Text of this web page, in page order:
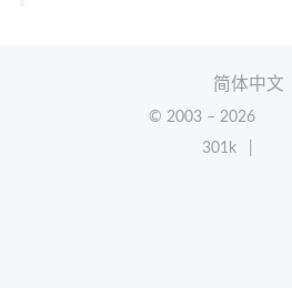
简体中文
© 2003 – 2026
301k